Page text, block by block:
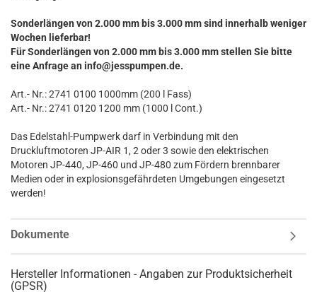
Sonderlängen von 2.000 mm bis 3.000 mm sind innerhalb weniger
Wochen lieferbar!
Für Sonderlängen von 2.000 mm bis 3.000 mm stellen Sie bitte
eine Anfrage an info@jesspumpen.de.
Art.- Nr.: 2741 0100 1000mm (200 l Fass)
Art.- Nr.: 2741 0120 1200 mm (1000 l Cont.)
Das Edelstahl-Pumpwerk darf in Verbindung mit den
Druckluftmotoren JP-AIR 1, 2 oder 3 sowie den elektrischen
Motoren JP-440, JP-460 und JP-480 zum Fördern brennbarer
Medien oder in explosionsgefährdeten Umgebungen eingesetzt
werden!
Dokumente
Hersteller Informationen - Angaben zur Produktsicherheit
(GPSR)